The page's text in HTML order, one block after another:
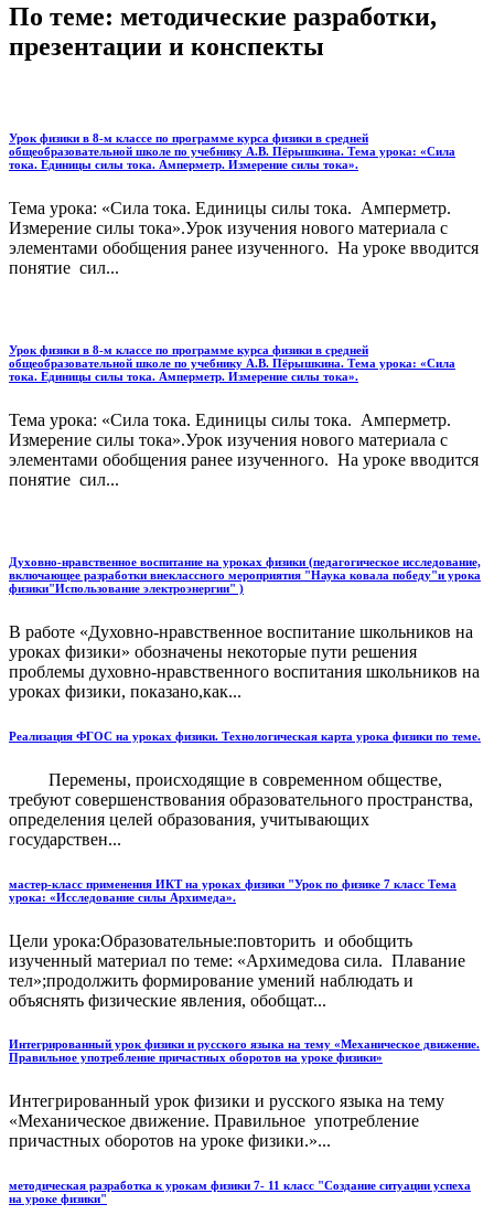
По теме: методические разработки,
презентации и конспекты
Урок физики в 8-м классе по программе курса физики в средней
общеобразовательной школе по учебнику А.В. Пёрышкина. Тема урока: «Сила
тока. Единицы силы тока. Амперметр. Измерение силы тока».
Тема урока: «Сила тока. Единицы силы тока. Амперметр.
Измерение силы тока».Урок изучения нового материала с
элементами обобщения ранее изученного. На уроке вводится
понятие сил...
Урок физики в 8-м классе по программе курса физики в средней
общеобразовательной школе по учебнику А.В. Пёрышкина. Тема урока: «Сила
тока. Единицы силы тока. Амперметр. Измерение силы тока».
Тема урока: «Сила тока. Единицы силы тока. Амперметр.
Измерение силы тока».Урок изучения нового материала с
элементами обобщения ранее изученного. На уроке вводится
понятие сил...
Духовно-нравственное воспитание на уроках физики (педагогическое исследование,
включающее разработки внеклассного мероприятия "Наука ковала победу"и урока
физики"Использование электроэнергии" )
В работе «Духовно-нравственное воспитание школьников на
уроках физики» обозначены некоторые пути решения
проблемы духовно-нравственного воспитания школьников на
уроках физики, показано,как...
Реализация ФГОС на уроках физики. Технологическая карта урока физики по теме.
Перемены, происходящие в современном обществе,
требуют совершенствования образовательного пространства,
определения целей образования, учитывающих
государствен...
мастер-класс применения ИКТ на уроках физики "Урок по физике 7 класс Тема
урока: «Исследование силы Архимеда».
Цели урока:Образовательные:повторить и обобщить
изученный материал по теме: «Архимедова сила. Плавание
тел»;продолжить формирование умений наблюдать и
объяснять физические явления, обобщат...
Интегрированный урок физики и русского языка на тему «Механическое движение.
Правильное употребление причастных оборотов на уроке физики»
Интегрированный урок физики и русского языка на тему
«Механическое движение. Правильное употребление
причастных оборотов на уроке физики.»...
методическая разработка к урокам физики 7- 11 класс "Создание ситуации успеха
на уроке физики"